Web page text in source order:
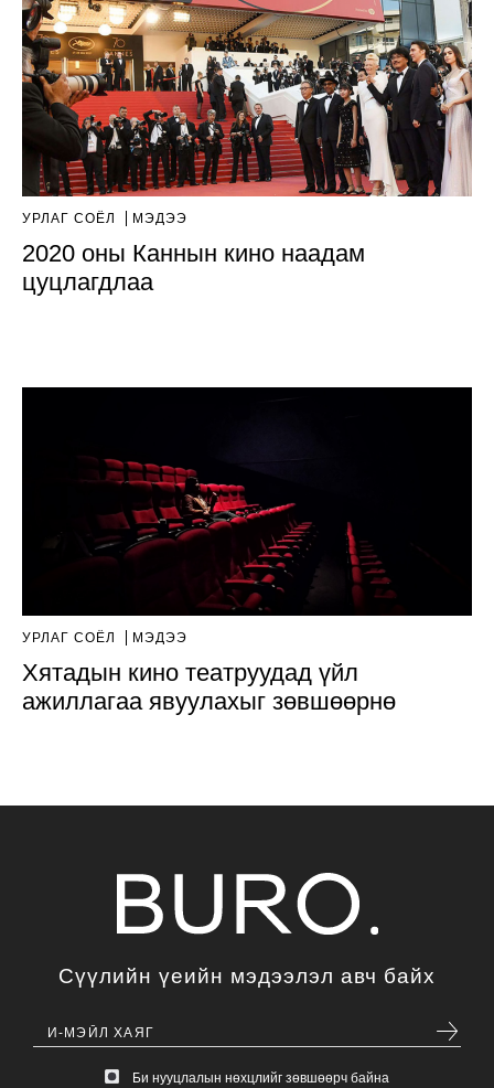
УРЛАГ СОЁЛ МЭДЭЭ
2020 оны Каннын кино наадам
цуцлагдлаа
УРЛАГ СОЁЛ МЭДЭЭ
Хятадын кино театруудад үйл
ажиллагаа явуулахыг зөвшөөрнө
Сүүлийн үеийн мэдээлэл авч байх
Би нууцлалын нөхцлийг зөвшөөрч байна